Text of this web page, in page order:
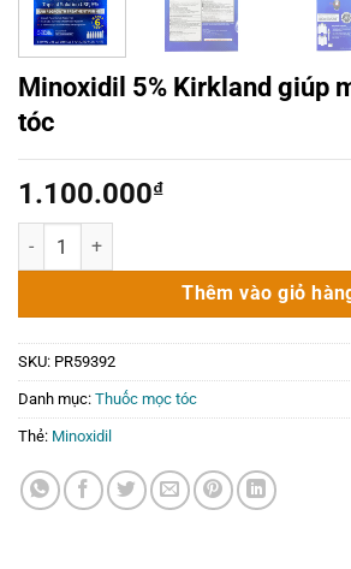
Minoxidil 5% Kirkland giúp
tóc
1.100.000₫
Minoxidil 5% Kirkland giúp mọc râu, mọc
Thêm vào giỏ
SKU: PR59392
Danh mục: Thuốc mọc tóc
Thẻ: Minoxidil